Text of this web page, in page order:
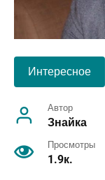
Интересное
Автор
Знайка
Просмотры
1.9к.